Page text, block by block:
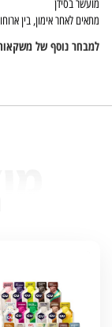
מועשר בסידן
מתאים לאחר אימון, בין
למבחר נוסף של